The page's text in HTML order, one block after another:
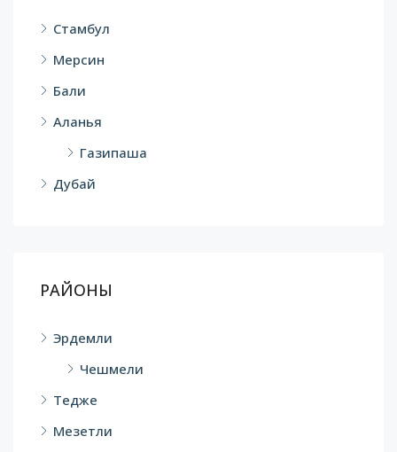
Стамбул
Мерсин
Бали
Аланья
Газипаша
Дубай
РАЙОНЫ
Эрдемли
Чешмели
Тедже
Мезетли